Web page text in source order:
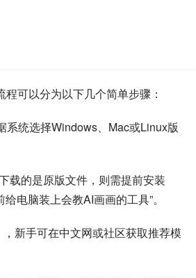
可以分为以下几个简单步骤：
系统选择Windows、Mac或Linux版
载的是原版文件，则需提前安装
电脑装上会教AI画画的工具”。
新手可在中文网或社区获取推荐模